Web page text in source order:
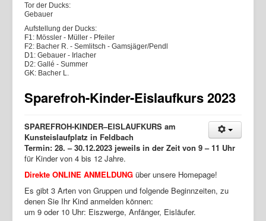
Tor der Ducks:
Gebauer
Aufstellung der Ducks:
F1: Mössler - Müller - Pfeiler
F2: Bacher R. - Semlitsch - Gamsjäger/Pendl
D1: Gebauer - Irlacher
D2: Gallé - Summer
GK: Bacher L.
Sparefroh-Kinder-Eislaufkurs 2023
SPAREFROH-KINDER–EISLAUFKURS am
Kunsteislaufplatz in Feldbach
Termin: 28. – 30.12.2023 jeweils in der Zeit von 9 – 11 Uhr
für Kinder von 4 bis 12 Jahre.
Direkte ONLINE ANMELDUNG über unsere Homepage!
Es gibt 3 Arten von Gruppen und folgende Beginnzeiten, zu
denen Sie Ihr Kind anmelden können:
um 9 oder 10 Uhr: Eiszwerge, Anfänger, Eisläufer.